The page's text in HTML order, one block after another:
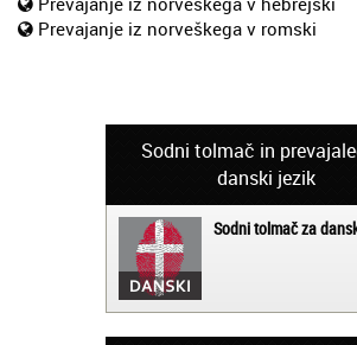
Prevajanje iz norveškega v romski
Sodni tolmač in
danski jezik
Sodni tolmač za